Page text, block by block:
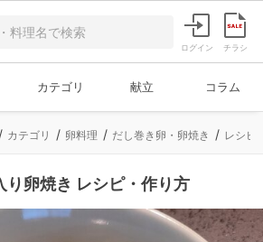
ログイン チラシ
カテゴリ 献立 コラム
カテゴリ 卵料理 だし巻き卵・卵焼き レシピ
卵焼き レシピ・作り方